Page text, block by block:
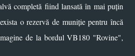
completă fiind lansată în mai puțin
o rezervă de muniție pentru încă
de la bordul VB180 "Rovine",